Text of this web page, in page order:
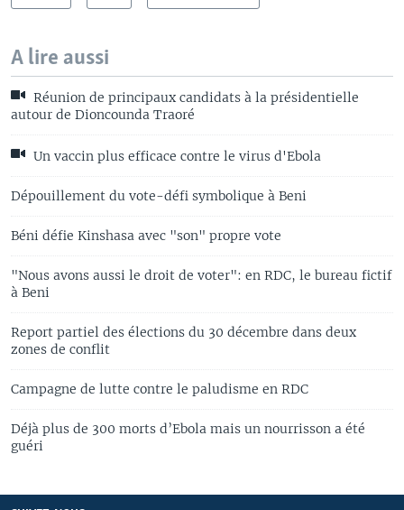
A lire aussi
Réunion de principaux candidats à la présidentielle
autour de Dioncounda Traoré
Un vaccin plus efficace contre le virus d'Ebola
Dépouillement du vote-défi symbolique à Beni
Béni défie Kinshasa avec "son" propre vote
"Nous avons aussi le droit de voter": en RDC, le bureau fictif
à Beni
Report partiel des élections du 30 décembre dans deux
zones de conflit
Campagne de lutte contre le paludisme en RDC
Déjà plus de 300 morts d’Ebola mais un nourrisson a été
guéri